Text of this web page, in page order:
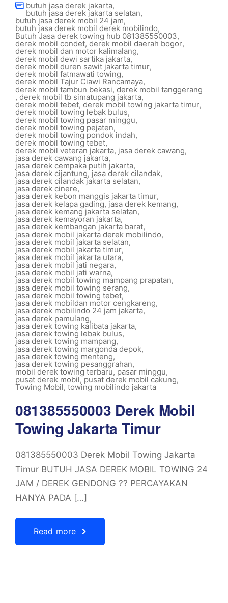
butuh jasa derek jakarta,
butuh jasa derek jakarta selatan,
butuh jasa derek mobil 24 jam,
butuh jasa derek mobil derek mobilindo,
Butuh Jasa derek towing hub 081385550003,
derek mobil condet, derek mobil daerah bogor,
derek mobil dan motor kalimalang,
derek mobil dewi sartika jakarta,
derek mobil duren sawit jakarta timur,
derek mobil fatmawati towing,
derek mobil Tajur Ciawi Rancamaya,
derek mobil tambun bekasi, derek mobil tanggerang
, derek mobil tb simatupang jakarta,
derek mobil tebet, derek mobil towing jakarta timur,
derek mobil towing lebak bulus,
derek mobil towing pasar minggu,
derek mobil towing pejaten,
derek mobil towing pondok indah,
derek mobil towing tebet,
derek mobil veteran jakarta, jasa derek cawang,
jasa derek cawang jakarta,
jasa derek cempaka putih jakarta,
jasa derek cijantung, jasa derek cilandak,
jasa derek cilandak jakarta selatan,
jasa derek cinere,
jasa derek kebon manggis jakarta timur,
jasa derek kelapa gading, jasa derek kemang,
jasa derek kemang jakarta selatan,
jasa derek kemayoran jakarta,
jasa derek kembangan jakarta barat,
jasa derek mobil jakarta derek mobilindo,
jasa derek mobil jakarta selatan,
jasa derek mobil jakarta timur,
jasa derek mobil jakarta utara,
jasa derek mobil jati negara,
jasa derek mobil jati warna,
jasa derek mobil towing mampang prapatan,
jasa derek mobil towing serang,
jasa derek mobil towing tebet,
jasa derek mobildan motor cengkareng,
jasa derek mobilindo 24 jam jakarta,
jasa derek pamulang,
jasa derek towing kalibata jakarta,
jasa derek towing lebak bulus,
jasa derek towing mampang,
jasa derek towing margonda depok,
jasa derek towing menteng,
jasa derek towing pesanggrahan,
mobil derek towing terbaru, pasar minggu,
pusat derek mobil,pusat derek mobil cakung,
Towing Mobil, towing mobilindo jakarta
081385550003 Derek Mobil
Towing Jakarta Timur
081385550003 Derek Mobil Towing Jakarta
Timur BUTUH JASA DEREK MOBIL TOWING 24
JAM / DEREK GENDONG ?? PERCAYAKAN
HANYA PADA […]
Read more